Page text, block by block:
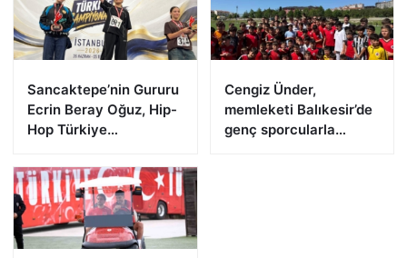
Sancaktepe’nin Gururu
Ecrin Beray Oğuz, Hip-
Hop Türkiye
Zirveye Çıktı
Cengiz Ünder,
memleketi Balıkesir’de
genç sporcularla